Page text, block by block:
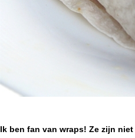
Ik ben fan van wraps! Ze zijn